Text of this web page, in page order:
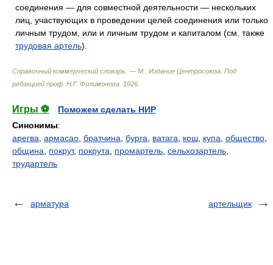
соединения — для совместной деятельности — нескольких
лиц, участвующих в проведении целей соединения или только
личным трудом, или и личным трудом и капиталом (см. также
трудовая артель).
Справочный коммерческий словарь. — М.: Издание Центросоюза Под
редакцией проф. Н.Г. Филимонова 1926
Игры ⚽
Поможем сделать НИР
Синонимы:
арегва армасао братчина бурга ватага кош купа общество
община
покрут, покрута промартель сельхозартель
трудартель
арматура артельщик